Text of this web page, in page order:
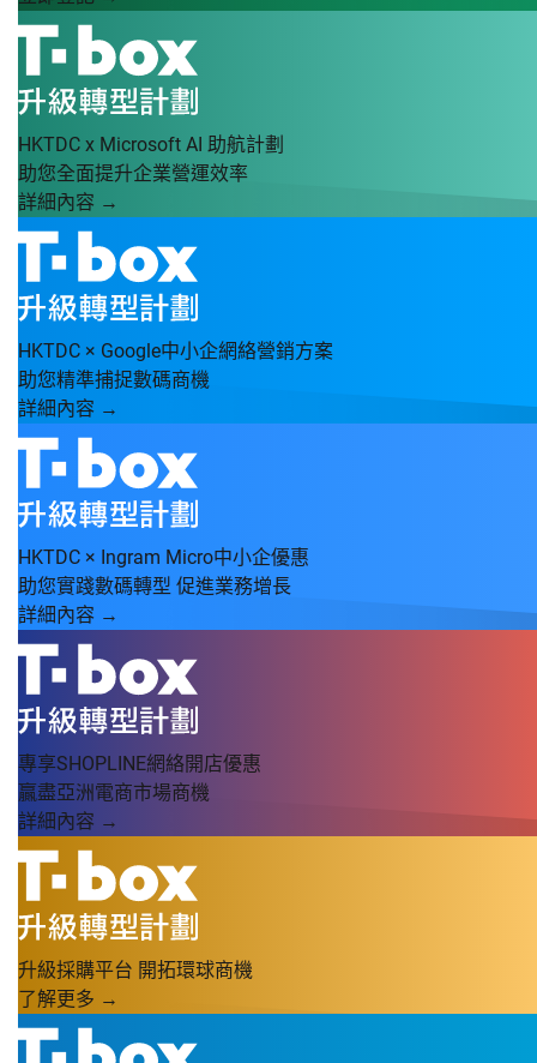
HKTDC x Microsoft AI 助航計劃
助您全面提升企業營運效率
詳細內容 →
HKTDC × Google中小企網絡營銷方案
助您精準捕捉數碼商機
詳細內容 →
HKTDC × Ingram Micro中小企優惠
助您實踐數碼轉型 促進業務增長
詳細內容 →
專享SHOPLINE網絡開店優惠
贏盡亞洲電商市場商機
詳細內容 →
升級採購平台 開拓環球商機
了解更多 →